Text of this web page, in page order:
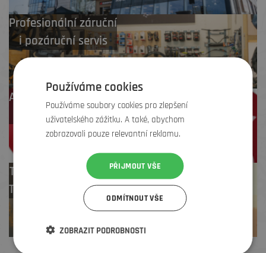
Profesionální záruční
i pozáruční servis
Až 4 % cashback
na další nákup
Test centrum
TREK zdarma
Používáme cookies
Používáme soubory cookies pro zlepšení
uživatelského zážitku. A také, abychom
zobrazovali pouze relevantní reklamu.
PŘIJMOUT VŠE
ODMÍTNOUT VŠE
ZOBRAZIT PODROBNOSTI